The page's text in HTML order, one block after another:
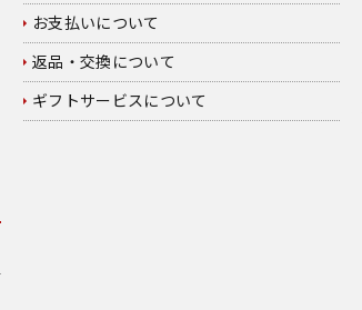
お支払いについて
返品・交換について
ギフトサービスについて